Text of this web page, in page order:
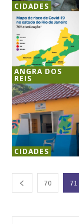
CIDADES
ANGRA DOS
REIS
CIDADES
70 71